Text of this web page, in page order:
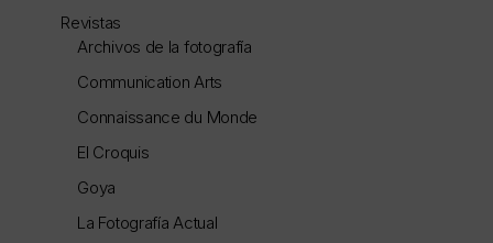
Revistas
Archivos de la fotografía
Communication Arts
Connaissance du Monde
El Croquis
Goya
La Fotografía Actual